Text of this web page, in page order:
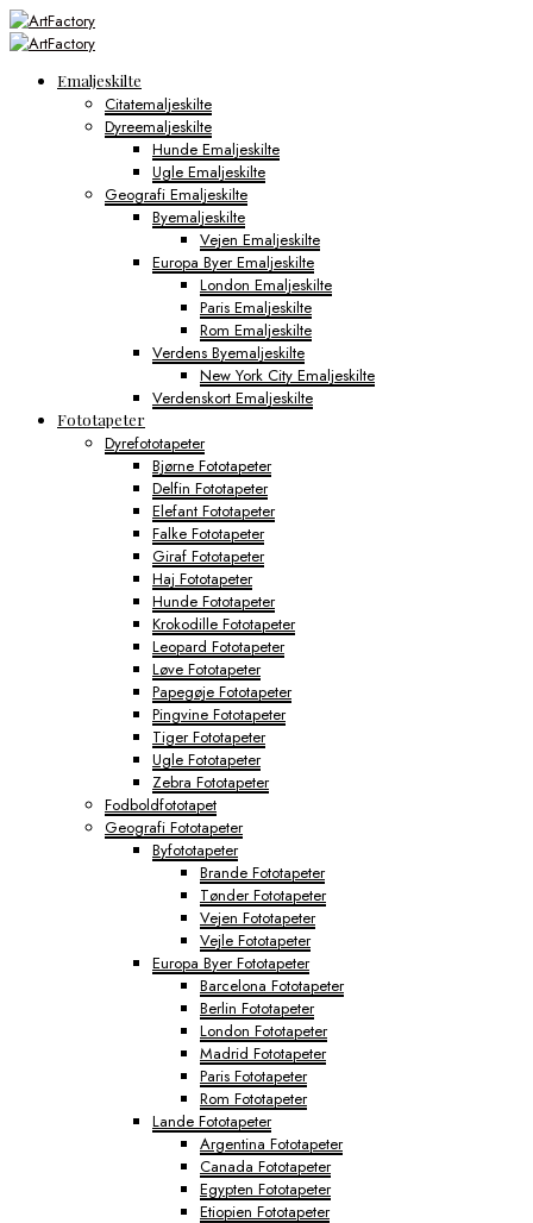
Emaljeskilte
Citatemaljeskilte
Dyreemaljeskilte
Hunde Emaljeskilte
Ugle Emaljeskilte
Geografi Emaljeskilte
Byemaljeskilte
Vejen Emaljeskilte
Europa Byer Emaljeskilte
London Emaljeskilte
Paris Emaljeskilte
Rom Emaljeskilte
Verdens Byemaljeskilte
New York City Emaljeskilte
Verdenskort Emaljeskilte
Fototapeter
Dyrefototapeter
Bjørne Fototapeter
Delfin Fototapeter
Elefant Fototapeter
Falke Fototapeter
Giraf Fototapeter
Haj Fototapeter
Hunde Fototapeter
Krokodille Fototapeter
Leopard Fototapeter
Løve Fototapeter
Papegøje Fototapeter
Pingvine Fototapeter
Tiger Fototapeter
Ugle Fototapeter
Zebra Fototapeter
Fodboldfototapet
Geografi Fototapeter
Byfototapeter
Brande Fototapeter
Tønder Fototapeter
Vejen Fototapeter
Vejle Fototapeter
Europa Byer Fototapeter
Barcelona Fototapeter
Berlin Fototapeter
London Fototapeter
Madrid Fototapeter
Paris Fototapeter
Rom Fototapeter
Lande Fototapeter
Argentina Fototapeter
Canada Fototapeter
Egypten Fototapeter
Etiopien Fototapeter